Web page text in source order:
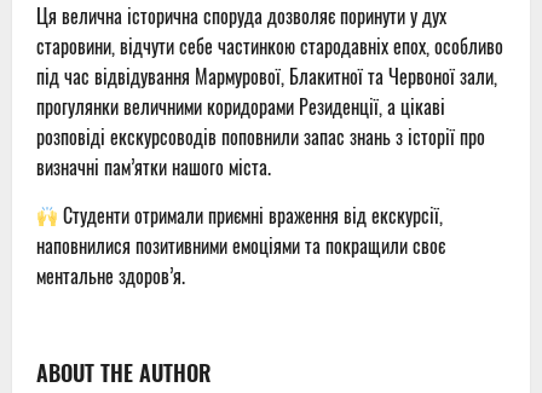
Ця велична історична споруда дозволяє поринути у дух
старовини, відчути себе частинкою стародавніх епох, особливо
під час відвідування Мармурової, Блакитної та Червоної зали,
прогулянки величними коридорами Резиденції, а цікаві
розповіді екскурсоводів поповнили запас знань з історії про
визначні пам’ятки нашого міста.
Студенти отримали приємні враження від екскурсії,
наповнилися позитивними емоціями та покращили своє
ментальне здоров’я.
ABOUT THE AUTHOR